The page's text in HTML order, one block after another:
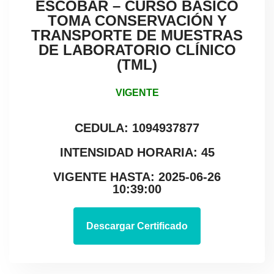
ESCOBAR – CURSO BÁSICO
TOMA CONSERVACIÓN Y
TRANSPORTE DE MUESTRAS
DE LABORATORIO CLÍNICO
(TML)
VIGENTE
CEDULA: 1094937877
INTENSIDAD HORARIA: 45
VIGENTE HASTA: 2025-06-26
10:39:00
Descargar Certificado